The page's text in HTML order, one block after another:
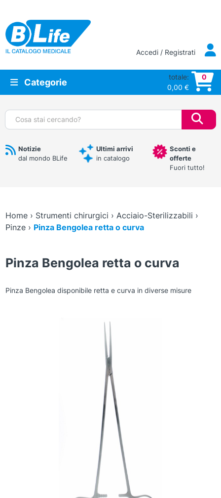
Vai al contenuto principale
Accedi / Registrati
Categorie
totale:
0,00 €
0
Cerca:
Notizie
dal mondo BLife
Ultimi arrivi
in catalogo
Sconti e
offerte
Fuori tutto!
Home› Strumenti chirurgici › Acciaio-Sterilizzabili ›
Pinze› Pinza Bengolea retta o curva
Pinza Bengolea retta o curva
Pinza Bengolea disponibile retta e curva in diverse misure